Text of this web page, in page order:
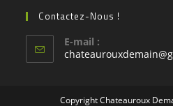
Contactez-Nous !
E-mail :
Copyright Chateauroux